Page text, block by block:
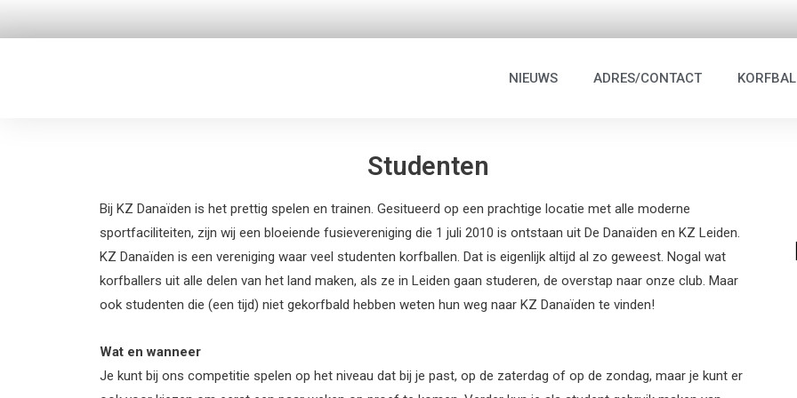
naar
NIEUWS ADRES/CONTACT KORFBAL
Studenten
Bij KZ Danaïden is het prettig spelen en trainen. Gesitueerd op een prachtige locatie met alle moderne
sportfaciliteiten, zijn wij een bloeiende fusievereniging die 1 juli 2010 is ontstaan uit De Danaïden en KZ Leiden.
KZ Danaïden is een vereniging waar veel studenten korfballen. Dat is eigenlijk altijd al zo geweest. Nogal wat
korfballers uit alle delen van het land maken, als ze in Leiden gaan studeren, de overstap naar onze club. Maar
ook studenten die (een tijd) niet gekorfbald hebben weten hun weg naar KZ Danaïden te vinden!
Wat en wanneer
Je kunt bij ons competitie spelen op het niveau dat bij je past, op de zaterdag of op de zondag, maar je kunt er